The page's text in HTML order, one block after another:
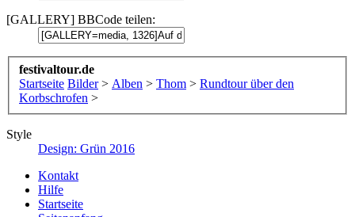
[GALLERY] BBCode teilen:
festivaltour.de
Startseite Bilder > Alben > Thom > Rundtour über den
Korbschrofen >
Style
Design: Grün 2016
Kontakt
Hilfe
Startseite